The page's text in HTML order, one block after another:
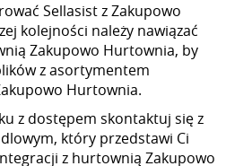
Sellasist z Zakupowo
kolejności należy nawiązać
Zakupowo Hurtownia, by
z asortymentem
Hurtownia.
z dostępem skontaktuj się z
który przedstawi Ci
z hurtownią Zakupowo